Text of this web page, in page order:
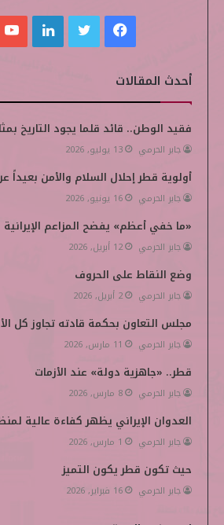
س
ب
و
ك
ي
ت
ر
ن
ك
إ
ن
ت
ي
أحدث المقالات
فقيد الوطن.. قائد قلما يجود التاريخ
جابر الحرمي 13 يوليو, 2026
أولوية قطر إحلال السلام والأمن بعيداً
جابر الحرمي 16 يونيو, 2026
«ما خفي أعظم» يفضح المزاعم الإيرانية
جابر الحرمي 12 أبريل, 2026
وضع النقاط على الحروف
جابر الحرمي 2 أبريل, 2026
مجلس التعاون بحكمة قادته تجاوز كل
جابر الحرمي 11 مارس, 2026
قطر.. «جاهزية دولة» عند الأزمات
جابر الحرمي 8 مارس, 2026
العدوان الإيراني يظهر كفاءة عالية
جابر الحرمي 1 مارس, 2026
حيث تكون قطر يكون التميز
جابر الحرمي 16 فبراير, 2026